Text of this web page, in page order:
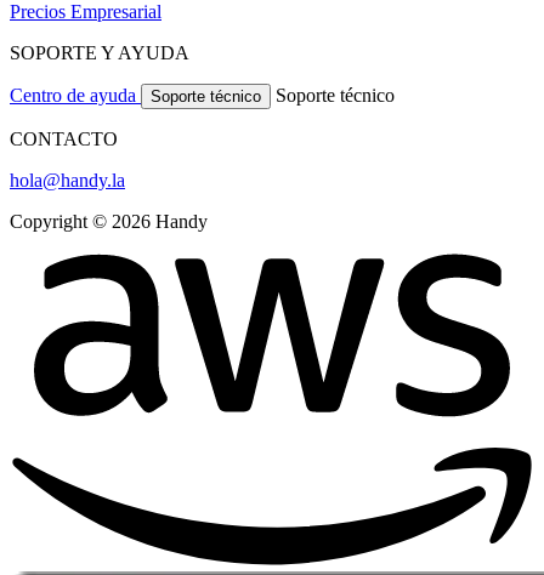
Precios Empresarial
SOPORTE Y AYUDA
Centro de ayuda Soporte técnico Soporte técnico
CONTACTO
hola@handy.la
Copyright © 2026 Handy